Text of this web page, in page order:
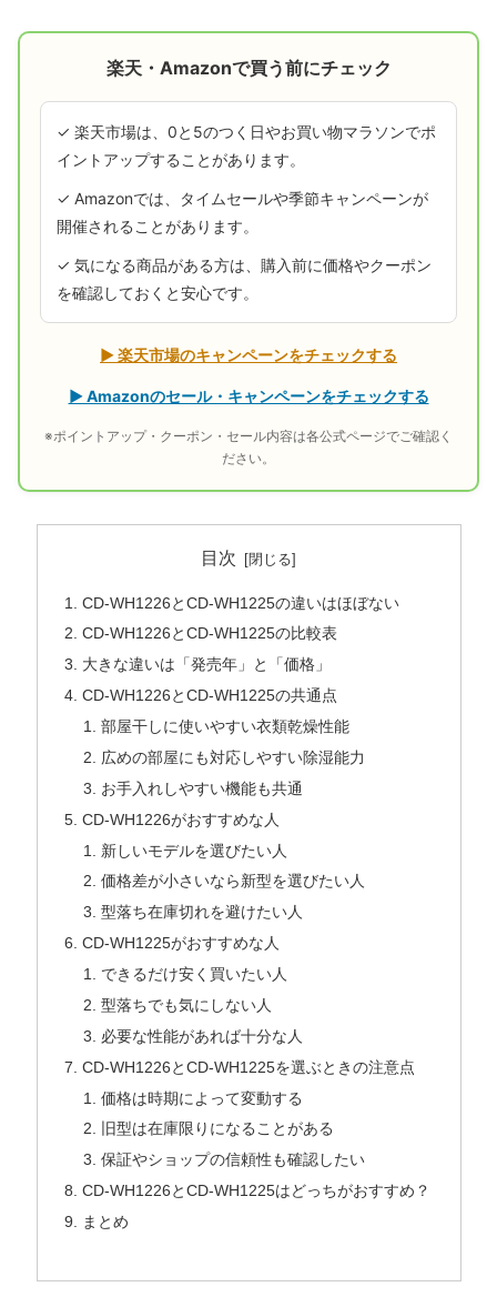
楽天・Amazonで買う前にチェック
✓ 楽天市場は、0と5のつく日やお買い物マラソンでポ
イントアップすることがあります。
✓ Amazonでは、タイムセールや季節キャンペーンが
開催されることがあります。
✓ 気になる商品がある方は、購入前に価格やクーポン
を確認しておくと安心です。
▶ 楽天市場のキャンペーンをチェックする
▶ Amazonのセール・キャンペーンをチェックする
※ポイントアップ・クーポン・セール内容は各公式ページでご確認く
ださい。
目次
CD-WH1226とCD-WH1225の違いはほぼない
CD-WH1226とCD-WH1225の比較表
大きな違いは「発売年」と「価格」
CD-WH1226とCD-WH1225の共通点
部屋干しに使いやすい衣類乾燥性能
広めの部屋にも対応しやすい除湿能力
お手入れしやすい機能も共通
CD-WH1226がおすすめな人
新しいモデルを選びたい人
価格差が小さいなら新型を選びたい人
型落ち在庫切れを避けたい人
CD-WH1225がおすすめな人
できるだけ安く買いたい人
型落ちでも気にしない人
必要な性能があれば十分な人
CD-WH1226とCD-WH1225を選ぶときの注意点
価格は時期によって変動する
旧型は在庫限りになることがある
保証やショップの信頼性も確認したい
CD-WH1226とCD-WH1225はどっちがおすすめ？
まとめ